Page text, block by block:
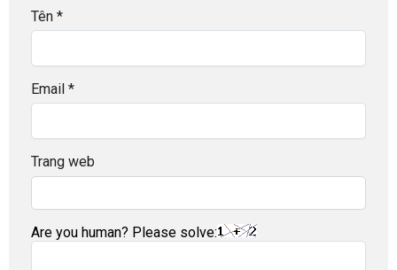
Tên *
Email *
Trang web
Are you human? Please solve: